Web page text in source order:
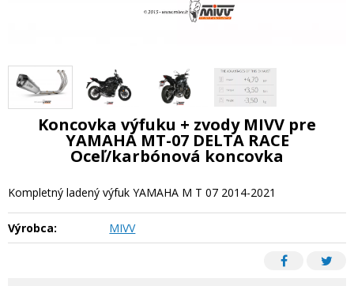
Koncovka výfuku + zvody MIVV pre
YAMAHA MT-07 DELTA RACE
Oceľ/karbónová koncovka
Kompletný ladený výfuk YAMAHA M T 07 2014-2021
Výrobca: MIVV